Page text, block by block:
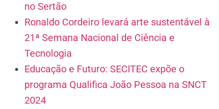
no Sertão
Ronaldo Cordeiro levará arte sustentável à
21ª Semana Nacional de Ciência e
Tecnologia
Educação e Futuro: SECITEC expõe o
programa Qualifica João Pessoa na SNCT
2024